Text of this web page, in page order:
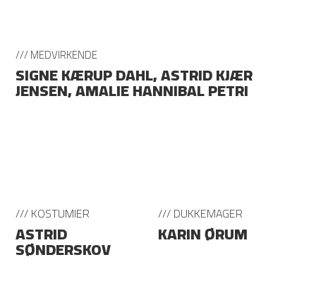
/// MEDVIRKENDE
SIGNE KÆRUP DAHL, ASTRID KJÆR
JENSEN, AMALIE HANNIBAL PETRI
/// KOSTUMIER
ASTRID
SØNDERSKOV
/// DUKKEMAGER
KARIN ØRUM